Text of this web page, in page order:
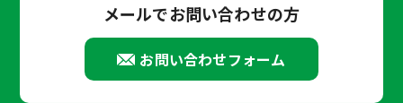
メールでお問い合わせの方
お問い合わせフォーム